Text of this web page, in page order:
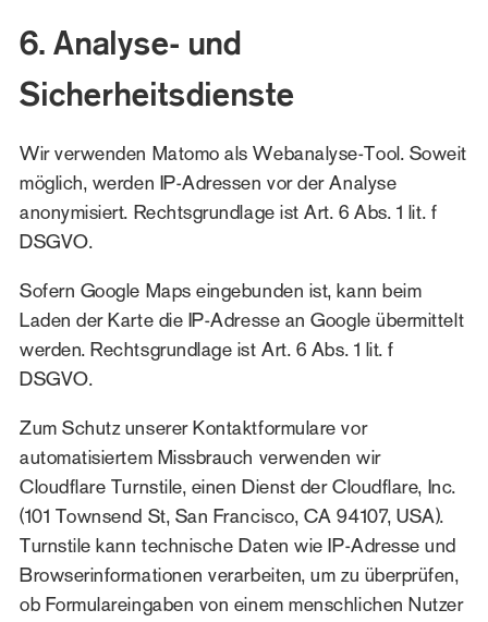
6. Analyse- und
Sicherheitsdienste
Wir verwenden Matomo als Webanalyse-Tool. Soweit
möglich, werden IP-Adressen vor der Analyse
anonymisiert. Rechtsgrundlage ist Art. 6 Abs. 1 lit. f
DSGVO.
Sofern Google Maps eingebunden ist, kann beim
Laden der Karte die IP-Adresse an Google übermittelt
werden. Rechtsgrundlage ist Art. 6 Abs. 1 lit. f
DSGVO.
Zum Schutz unserer Kontaktformulare vor
automatisiertem Missbrauch verwenden wir
Cloudflare Turnstile, einen Dienst der Cloudflare, Inc.
(101 Townsend St, San Francisco, CA 94107, USA).
Turnstile kann technische Daten wie IP-Adresse und
Browserinformationen verarbeiten, um zu überprüfen,
ob Formulareingaben von einem menschlichen Nutzer